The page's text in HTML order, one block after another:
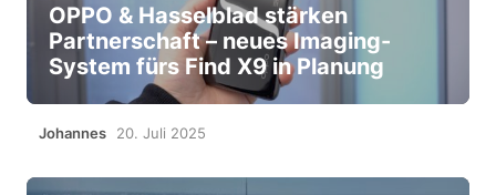
OPPO & Hasselblad stärken
Partnerschaft – neues Imaging-
System fürs Find X9 in Planung
Johannes 20. Juli 2025